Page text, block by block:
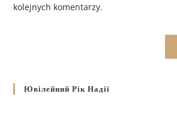
kolejnych komentarzy.
Ювілейний Рік Надії